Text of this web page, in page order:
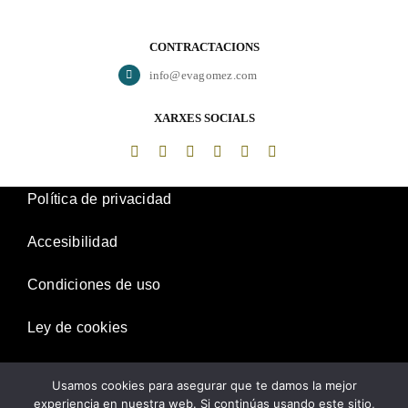
CONTRACTACIONS
info@evagomez.com
XARXES SOCIALS
Política de privacidad
Accesibilidad
Condiciones de uso
Ley de cookies
Usamos cookies para asegurar que te damos la mejor
experiencia en nuestra web. Si continúas usando este sitio,